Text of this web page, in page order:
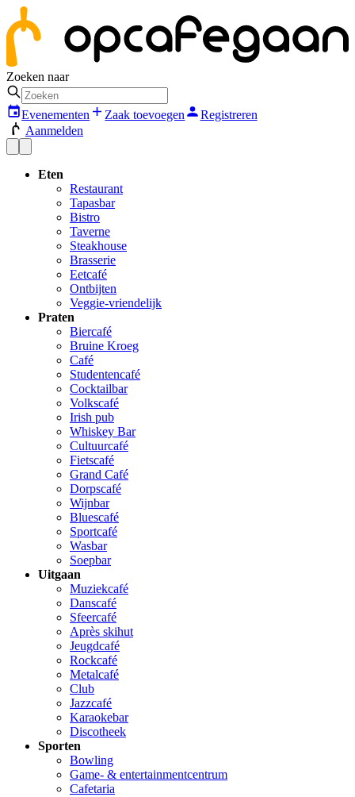
Zoeken naar
Evenementen Zaak toevoegen
Registreren
Aanmelden
Eten
Restaurant
Tapasbar
Bistro
Taverne
Steakhouse
Brasserie
Eetcafé
Ontbijten
Veggie-vriendelijk
Praten
Biercafé
Bruine Kroeg
Café
Studentencafé
Cocktailbar
Volkscafé
Irish pub
Whiskey Bar
Cultuurcafé
Fietscafé
Grand Café
Dorpscafé
Wijnbar
Bluescafé
Sportcafé
Wasbar
Soepbar
Uitgaan
Muziekcafé
Danscafé
Sfeercafé
Après skihut
Jeugdcafé
Rockcafé
Metalcafé
Club
Jazzcafé
Karaokebar
Discotheek
Sporten
Bowling
Game- & entertainmentcentrum
Cafetaria